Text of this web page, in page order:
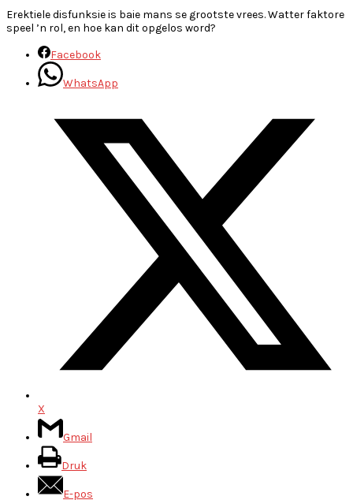
Erektiele disfunksie is baie mans se grootste vrees. Watter faktore
speel ’n rol, en hoe kan dit opgelos word?
Facebook
WhatsApp
X
Gmail
Druk
E-pos